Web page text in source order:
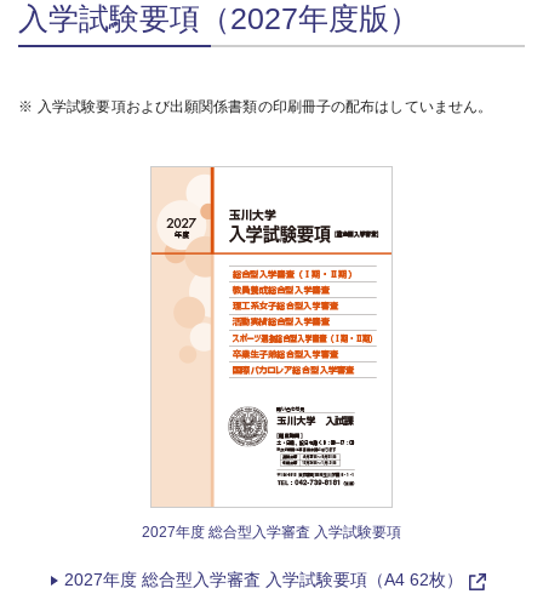
入学試験要項（2027年度版）
※ 入学試験要項および出願関係書類の印刷冊子の配布はしていません。
2027年度 総合型入学審査 入学試験要項
2027年度 総合型入学審査 入学試験要項（A4 62枚）